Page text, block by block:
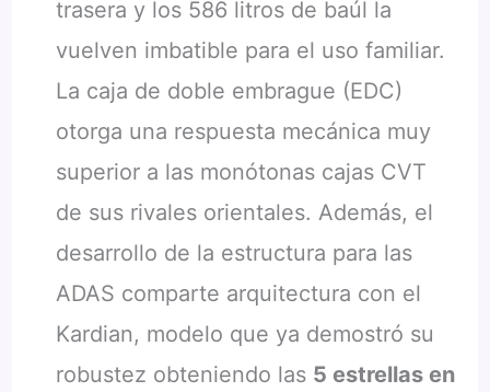
trasera y los 586 litros de baúl la
vuelven imbatible para el uso familiar.
La caja de doble embrague (EDC)
otorga una respuesta mecánica muy
superior a las monótonas cajas CVT
de sus rivales orientales. Además, el
desarrollo de la estructura para las
ADAS comparte arquitectura con el
Kardian, modelo que ya demostró su
robustez obteniendo las 5 estrellas en